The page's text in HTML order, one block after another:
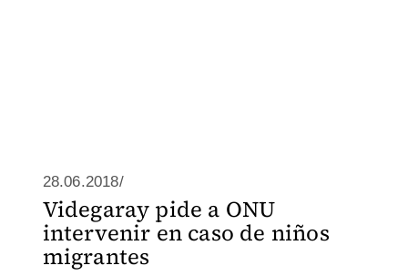
28.06.2018/
Videgaray pide a ONU
intervenir en caso de niños
migrantes